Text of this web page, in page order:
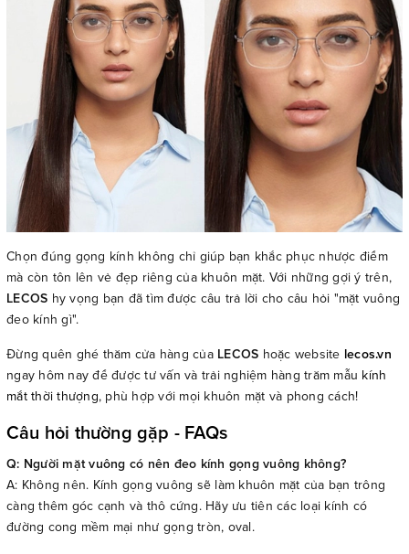
Chọn đúng gọng kính không chỉ giúp bạn khắc phục nhược điểm
mà còn tôn lên vẻ đẹp riêng của khuôn mặt. Với những gợi ý trên,
LECOS hy vọng bạn đã tìm được câu trả lời cho câu hỏi "mặt vuông
đeo kính gì".
Đừng quên ghé thăm cửa hàng của LECOS hoặc website lecos.vn
ngay hôm nay để được tư vấn và trải nghiệm hàng trăm mẫu kính
mắt thời thượng, phù hợp với mọi khuôn mặt và phong cách!
Câu hỏi thường gặp - FAQs
Q: Người mặt vuông có nên đeo kính gọng vuông không?
A: Không nên. Kính gọng vuông sẽ làm khuôn mặt của bạn trông
càng thêm góc cạnh và thô cứng. Hãy ưu tiên các loại kính có
đường cong mềm mại như gọng tròn, oval.